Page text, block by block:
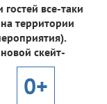
все-таки
территории
скейт-
0+